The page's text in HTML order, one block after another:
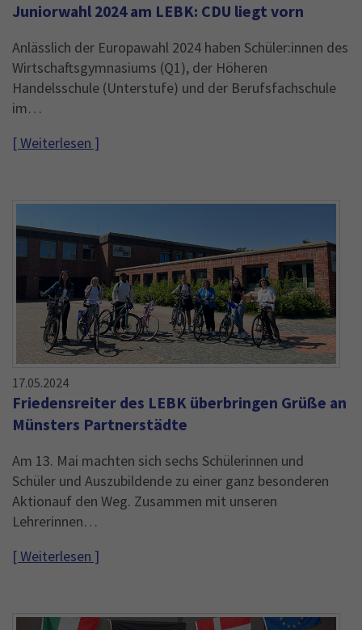
Juniorwahl 2024 am LEBK: CDU liegt vorn
Anlässlich der Europawahl 2024 haben Schüler:innen des
Wirtschaftsgymnasiums (Q1), der Höheren
Handelsschule (Unterstufe) und der Berufsfachschule
im…
[ Weiterlesen ]
17.05.2024
Friedensreiter des LEBK überbringen Grüße an
Münsters Partnerstädte
Am 13. Mai machten sich sechs Schülerinnen und
Schüler und Auszubildende zu einer ganz besonderen
Aktionauf den Weg. Zusammen mit unseren
Lehrerinnen…
[ Weiterlesen ]